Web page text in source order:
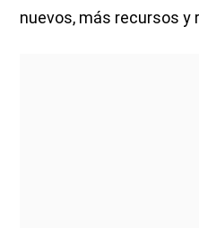
nuevos, más recursos